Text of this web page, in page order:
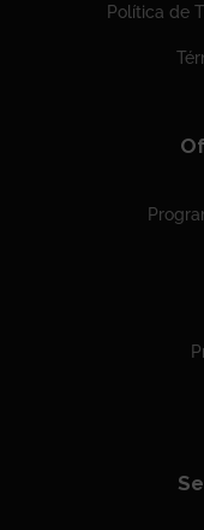
Política de